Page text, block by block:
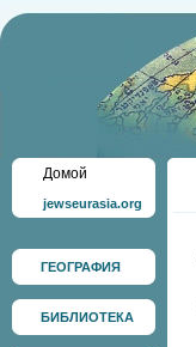
Домой
jewseurasia.org
ГЕОГРАФИЯ
БИБЛИОТЕКА